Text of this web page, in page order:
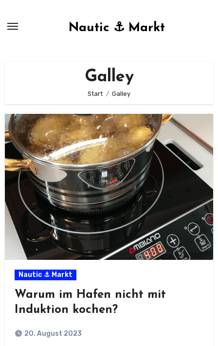
Nautic ⚓ Markt
Galley
Start Galley
Nautic ⚓ Markt
Warum im Hafen nicht mit
Induktion kochen?
20. August 2023